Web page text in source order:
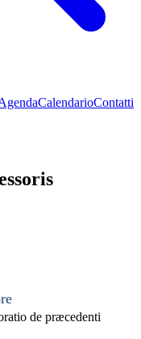
CalendarioContatti
de præcedenti